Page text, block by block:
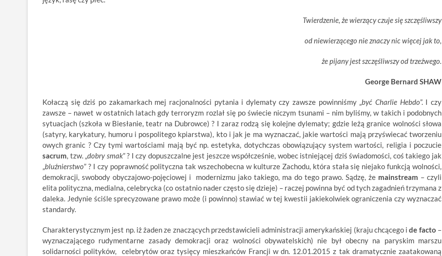
Twierdzenie, że wierzący czuje się szczęśliwszy
od niewierzącego nie znaczy nic więcej jak to,
że pijany jest szczęśliwszy od trzeźwego.
George Bernard SHAW
Kołaczą się dziś po zakamarkach mej racjonalności pytania i dylematy czy zawsze powinniśmy „być Charlie Hebdo”. I czy
zawsze – nawet w ostatnich latach gdy terroryzm rozlał się po świecie niczym tsunami – nim byliśmy, w takich i podobnych
sytuacjach (szkoła w Biesłanie, teatr na Dubrowce) ? I zaraz rodzą się kolejne dylematy; gdzie leżą granice wolności słowa
(satyry, karykatury, humoru i pospolitego kpiarstwa), kto i jak je ma wyznaczać, jakie wartości mają przyświecać tworzeniu
owych granic ? Czy tymi wartościami mają być np. estetyka, dotychczas obowiązujący system wartości, religia i poczucie
sacrum, tzw. „dobry smak” ? I czy dopuszczalne jest jeszcze współcześnie, wobec istniejącej dziś świadomości, coś takiego jak
„bluźnierstwo” ? I czy poprawność polityczna tak wszechobecna w kulturze Zachodu, która stała się niejako funkcją wolności,
demokracji, swobody obyczajowo-pojęciowej i modernizmu jako takiego, ma do tego prawo. Sądzę, że mainstream – czyli
elita polityczna, medialna, celebrycka (co ostatnio nader często się dzieje) – raczej powinna być od tych zagadnień trzymana z
daleka. Jedynie ściśle sprecyzowane prawo może (i powinno) stawiać w tej kwestii jakiekolwiek ograniczenia czy wyznaczać
standardy.
Charakterystycznym jest np. iż żaden ze znaczących przedstawicieli administracji amerykańskiej (kraju chcącego ide facto –
wyznaczającego rudymentarne zasady demokracji oraz wolności obywatelskich) nie był obecny na paryskim marszu
solidarności polityków, celebrytów oraz tysięcy mieszkańców Francji w dn. 12.01.2015 z tak dramatycznie zaatakowaną